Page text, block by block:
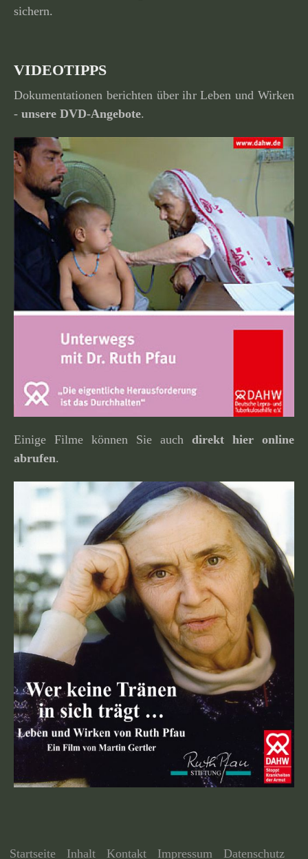
sichern.
VIDEOTIPPS
Dokumentationen berichten über ihr Leben und Wirken
- unsere DVD-Angebote.
Einige Filme können Sie auch direkt hier online
abrufen.
Startseite Inhalt Kontakt Impressum Datenschutz